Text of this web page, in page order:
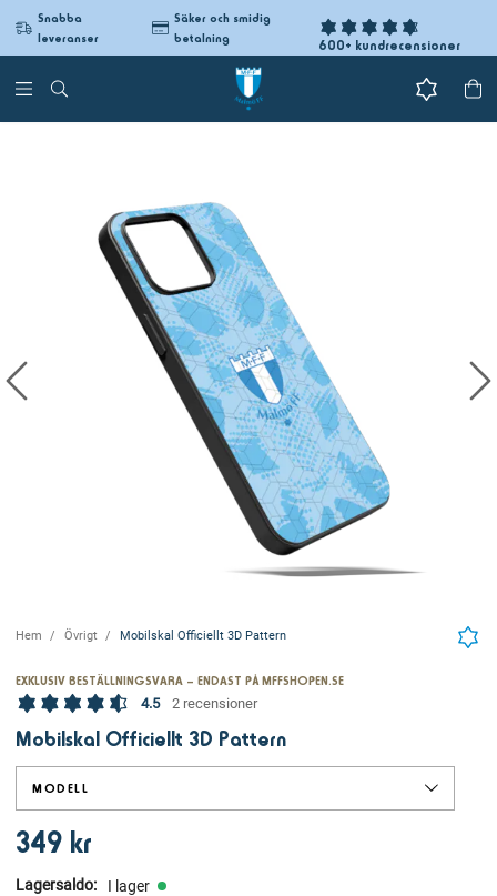
Snabba
leveranser
Säker och smidig
betalning
600+ kundrecensioner
Hem Övrigt Mobilskal Officiellt 3D Pattern
EXKLUSIV BESTÄLLNINGSVARA – ENDAST PÅ MFFSHOPEN.SE
4.5 2 recensioner
Mobilskal Officiellt 3D Pattern
MODELL
349 kr
Lagersaldo: I lager